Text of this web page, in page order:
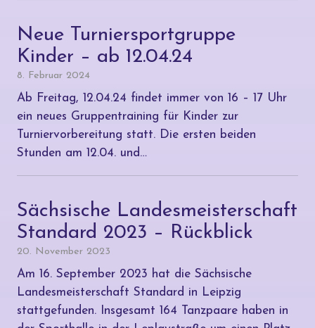
Neue Turniersportgruppe
Kinder – ab 12.04.24
8. Februar 2024
Ab Freitag, 12.04.24 findet immer von 16 – 17 Uhr
ein neues Gruppentraining für Kinder zur
Turniervorbereitung statt. Die ersten beiden
Stunden am 12.04. und…
Sächsische Landesmeisterschaft
Standard 2023 – Rückblick
20. November 2023
Am 16. September 2023 hat die Sächsische
Landesmeisterschaft Standard in Leipzig
stattgefunden. Insgesamt 164 Tanzpaare haben in